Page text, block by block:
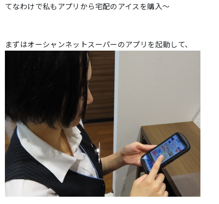
てなわけで私もアプリから宅配のアイスを購入～
まずはオーシャンネットスーパーのアプリを起動して、